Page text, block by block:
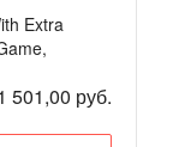
Extra
501,00 руб.